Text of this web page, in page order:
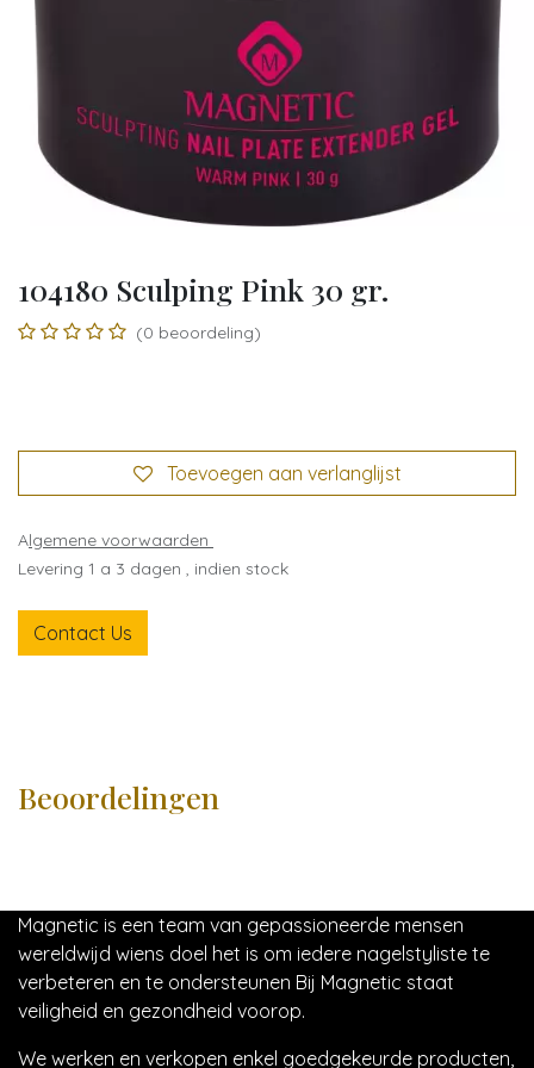
104180 Sculping Pink 30 gr.
(0 beoordeling)
Toevoegen aan verlanglijst
Algemene voorwaarden
Levering 1 a 3 dagen , indien stock
Contact Us
Beoordelingen
Magnetic is een team van gepassioneerde mensen
wereldwijd wiens doel het is om iedere nagelstyliste te
verbeteren en te ondersteunen Bij Magnetic staat
veiligheid en gezondheid voorop.
We werken en verkopen enkel goedgekeurde producten,